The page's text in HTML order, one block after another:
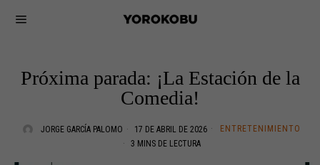
Próxima parada: ¡La Estación de la
Comedia!
JORGE GARCÍA PALOMO 17 DE ABRIL DE 2026
ENTRETENIMIENTO
3 MINS DE LECTURA